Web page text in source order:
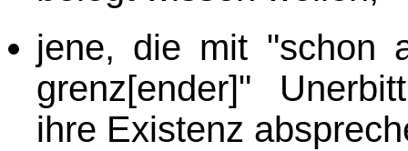
jene, die mit "schon
grenz[ender]"
ihre Existenz